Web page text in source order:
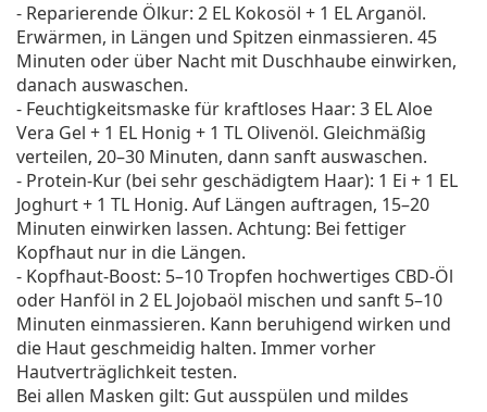
- Reparierende Ölkur: 2 EL Kokosöl + 1 EL Arganöl.
Erwärmen, in Längen und Spitzen einmassieren. 45
Minuten oder über Nacht mit Duschhaube einwirken,
danach auswaschen.
- Feuchtigkeitsmaske für kraftloses Haar: 3 EL Aloe
Vera Gel + 1 EL Honig + 1 TL Olivenöl. Gleichmäßig
verteilen, 20–30 Minuten, dann sanft auswaschen.
- Protein-Kur (bei sehr geschädigtem Haar): 1 Ei + 1 EL
Joghurt + 1 TL Honig. Auf Längen auftragen, 15–20
Minuten einwirken lassen. Achtung: Bei fettiger
Kopfhaut nur in die Längen.
- Kopfhaut-Boost: 5–10 Tropfen hochwertiges CBD-Öl
oder Hanföl in 2 EL Jojobaöl mischen und sanft 5–10
Minuten einmassieren. Kann beruhigend wirken und
die Haut geschmeidig halten. Immer vorher
Hautverträglichkeit testen.
Bei allen Masken gilt: Gut ausspülen und mildes